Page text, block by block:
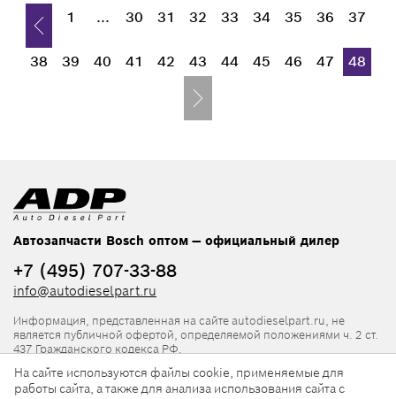
1 ... 30 31 32 33 34 35 36 37
38 39 40 41 42 43 44 45 46 47 48
Автозапчасти Bosch оптом — официальный дилер
+7 (495) 707-33-88
info@autodieselpart.ru
Информация, представленная на сайте autodieselpart.ru, не
является публичной офертой, определяемой положениями ч. 2 ст.
437 Гражданского кодекса РФ.
Нормативная документация
На сайте используются файлы cookie, применяемые для
работы сайта, а также для анализа использования сайта с